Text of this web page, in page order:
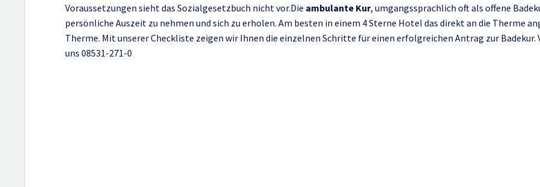
Voraussetzungen sieht das Sozialgesetzbuch nicht vor.Die ambulante Kur, umgangssprachlich oft als offene
persönliche Auszeit zu nehmen und sich zu erholen. Am besten in einem 4 Sterne Hotel das direkt an die Therme
Therme. Mit unserer Checkliste zeigen wir Ihnen die einzelnen Schritte für einen erfolgreichen Antrag zur
uns 08531-271-0